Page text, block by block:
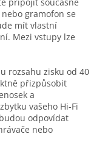
gramofon se
mít vlastní
Mezi vstupy lze
rozsahu zisku od 40
přizpůsobit
a
vašeho Hi-Fi
odpovídat
nebo